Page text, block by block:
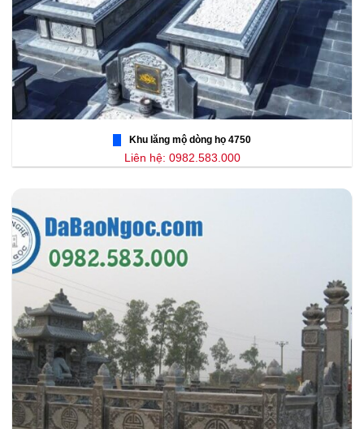
Khu lăng mộ dòng họ 4750
Liên hệ: 0982.583.000